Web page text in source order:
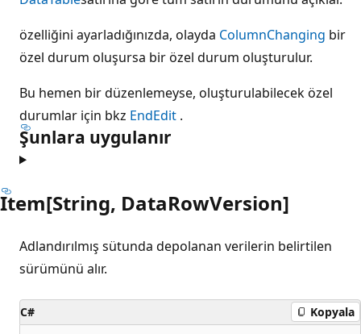
özelliğini ayarladığınızda, olayda ColumnChanging bir
özel durum oluşursa bir özel durum oluşturulur.
Bu hemen bir düzenlemeyse, oluşturulabilecek özel
durumlar için bkz EndEdit .
Şunlara uygulanır
Item[String, DataRowVersion]
Adlandırılmış sütunda depolanan verilerin belirtilen
sürümünü alır.
C# Kopyala